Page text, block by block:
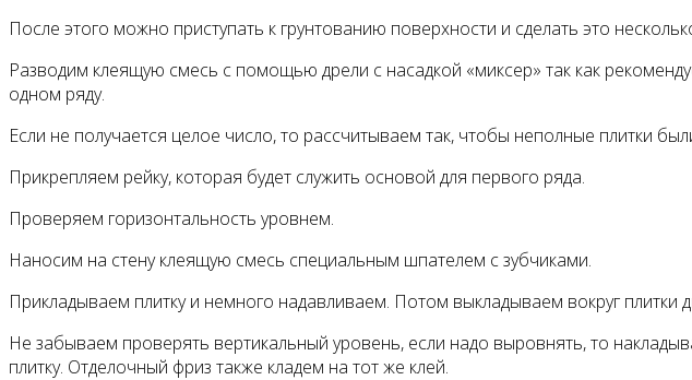
После этого можно приступать к грунтованию поверхности и сделать это
Разводим клеящую смесь с помощью дрели с насадкой «миксер» так как
одном ряду.
Если не получается целое число, то рассчитываем так, чтобы неполные плитки
Прикрепляем рейку, которая будет служить основой для первого ряда.
Проверяем горизонтальность уровнем.
Наносим на стену клеящую смесь специальным шпателем с зубчиками.
Прикладываем плитку и немного надавливаем. Потом выкладываем вокруг плитки
Не забываем проверять вертикальный уровень, если надо выровнять, то
плитку. Отделочный фриз также кладем на тот же клей.